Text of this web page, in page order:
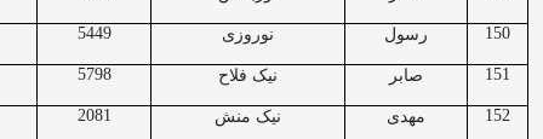
150 رسول نوروزی 5449
151 صابر نیک فلاح 5798
152 مهدی نیک منش 2081